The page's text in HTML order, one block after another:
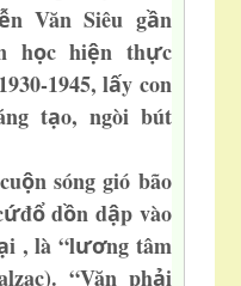
n Văn Siêu gần
học hiện thực
1945, lấy con
tạo, ngòi bút
ộn sóng gió bão
ứđổdồn dập vào
i , là “lương tâm
“Văn phải